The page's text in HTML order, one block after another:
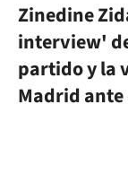
Zinedine
interview'
partido y la
Madrid ante